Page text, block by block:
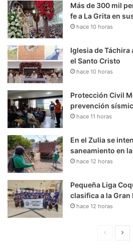
Más de 300 mil
fe a La Grita en
hace 10 horas
Iglesia de
el Santo Cristo
hace 10 horas
Protección Civil
prevención
hace 11 horas
En el Zulia se
saneamiento en
hace 12 horas
Pequeña Liga
clasifica a la Gran
hace 12 horas